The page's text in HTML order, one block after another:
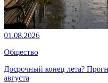
01.08.2026
Общество
Досрочный конец лета?
августа